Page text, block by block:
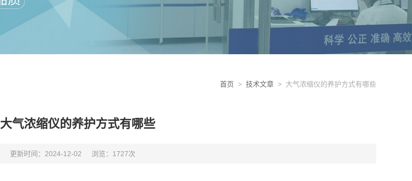
首页 > 技术文章 > 大气浓缩仪的养护方式有哪些
大气浓缩仪的养护方式有哪些
更新时间：2024-12-02 浏览：1727次